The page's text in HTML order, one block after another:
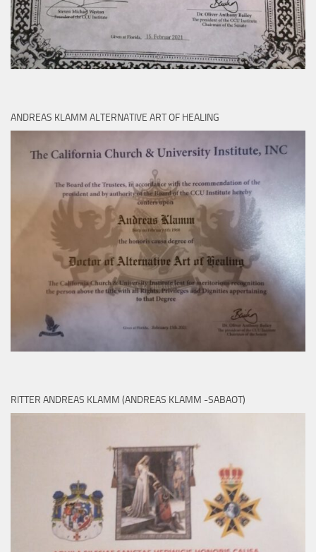
ANDREAS KLAMM ALTERNATIVE ART OF HEALING
RITTER ANDREAS KLAMM (ANDREAS KLAMM -SABAOT)